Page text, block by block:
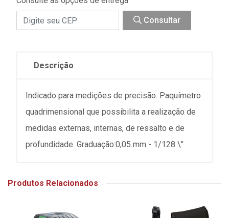
Consultar
Descrição
Indicado para medições de precisão. Paquímetro
quadrimensional que possibilita a realização de
medidas externas, internas, de ressalto e de
profundidade. Graduação:0,05 mm - 1/128 \"
Produtos Relacionados